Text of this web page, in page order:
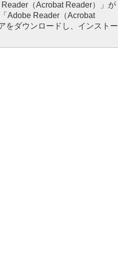
（Acrobat Reader）」が
Adobe Reader（Acrobat
をダウンロードし、インストー